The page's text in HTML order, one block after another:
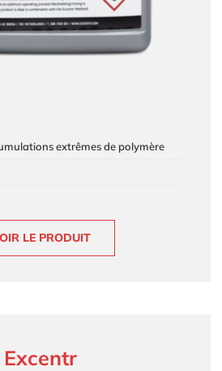
extrêmes de polymère
LE PRODUIT
Excentr